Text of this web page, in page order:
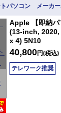
パソコン メーカー
Apple 【即納
(13-inch,
x 4) 5N10
40,800円(税込)
テレワーク推奨